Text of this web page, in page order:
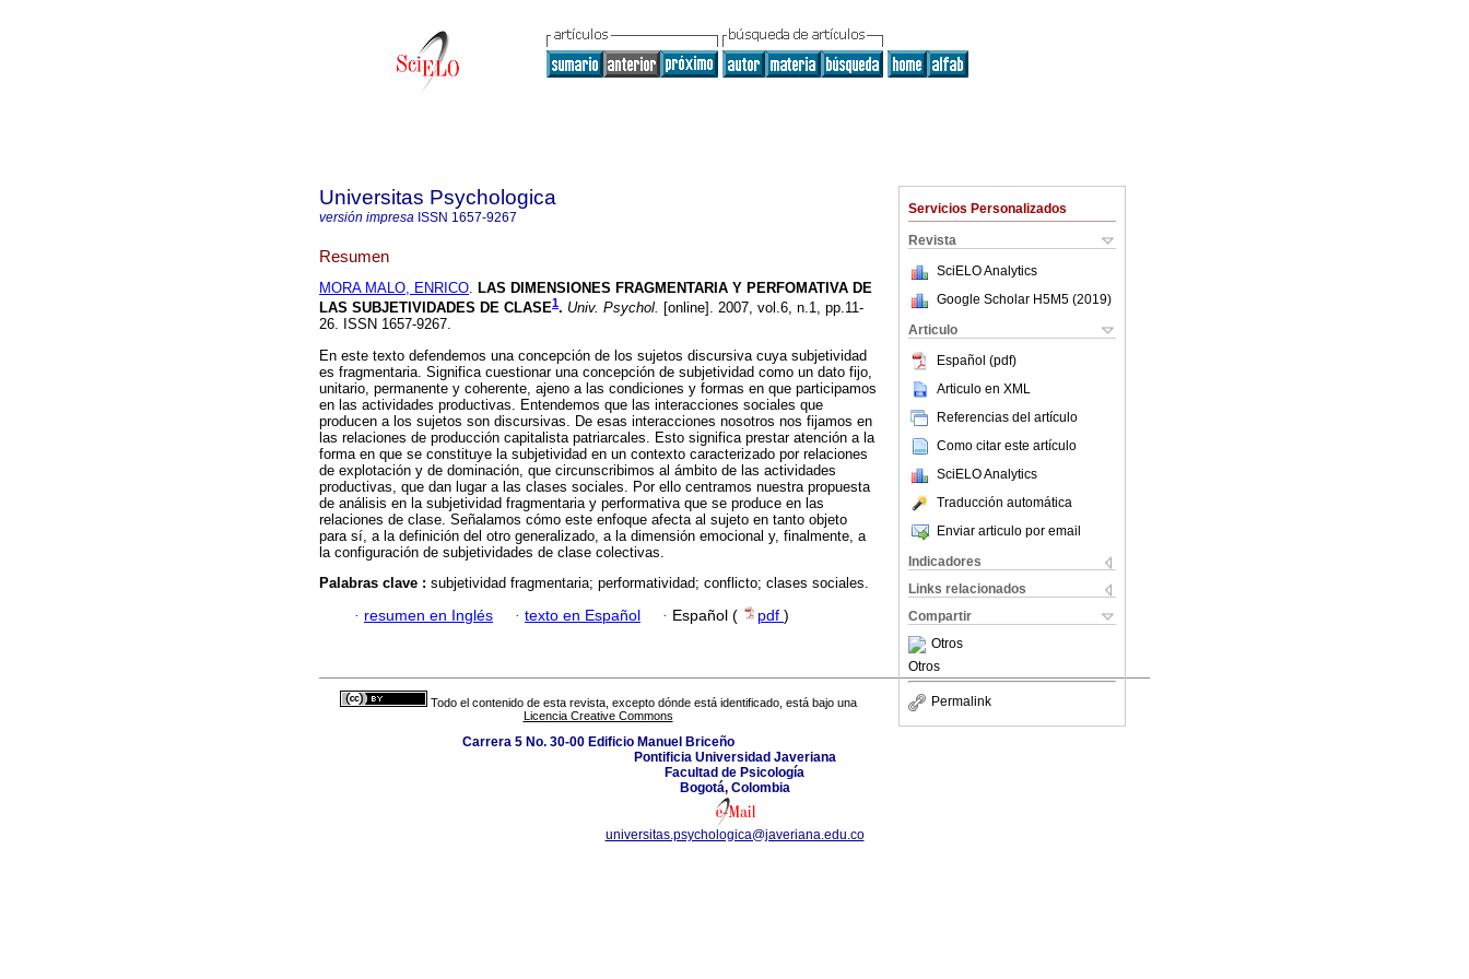
Servicios Personalizados
Revista
SciELO Analytics
Google Scholar H5M5 (2019)
Articulo
Español (pdf)
Articulo en XML
Referencias del artículo
Como citar este artículo
SciELO Analytics
Traducción automática
Enviar articulo por email
Indicadores
Links relacionados
Compartir
Otros
Otros
Permalink
Universitas Psychologica
versión impresa ISSN 1657-9267
Resumen
MORA MALO, ENRICO. LAS DIMENSIONES FRAGMENTARIA Y PERFOMATIVA DE
LAS SUBJETIVIDADES DE CLASE1. Univ. Psychol. [online]. 2007, vol.6, n.1, pp.11-
26. ISSN 1657-9267.
En este texto defendemos una concepción de los sujetos discursiva cuya subjetividad
es fragmentaria. Significa cuestionar una concepción de subjetividad como un dato fijo,
unitario, permanente y coherente, ajeno a las condiciones y formas en que participamos
en las actividades productivas. Entendemos que las interacciones sociales que
producen a los sujetos son discursivas. De esas interacciones nosotros nos fijamos en
las relaciones de producción capitalista patriarcales. Esto significa prestar atención a la
forma en que se constituye la subjetividad en un contexto caracterizado por relaciones
de explotación y de dominación, que circunscribimos al ámbito de las actividades
productivas, que dan lugar a las clases sociales. Por ello centramos nuestra propuesta
de análisis en la subjetividad fragmentaria y performativa que se produce en las
relaciones de clase. Señalamos cómo este enfoque afecta al sujeto en tanto objeto
para sí, a la definición del otro generalizado, a la dimensión emocional y, finalmente, a
la configuración de subjetividades de clase colectivas.
Palabras clave : subjetividad fragmentaria; performatividad; conflicto; clases sociales.
· resumen en Inglés · texto en Español · Español ( pdf )
Todo el contenido de esta revista, excepto dónde está identificado, está bajo una
Licencia Creative Commons
Carrera 5 No. 30-00 Edificio Manuel Briceño
Pontificia Universidad Javeriana
Facultad de Psicología
Bogotá, Colombia
universitas.psychologica@javeriana.edu.co